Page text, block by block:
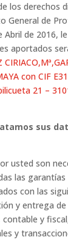
los derechos
General de
Abril de 2016,
aportados
con CIF
21 –
sus
usted son
las garantías
con las
y entrega de
y
y